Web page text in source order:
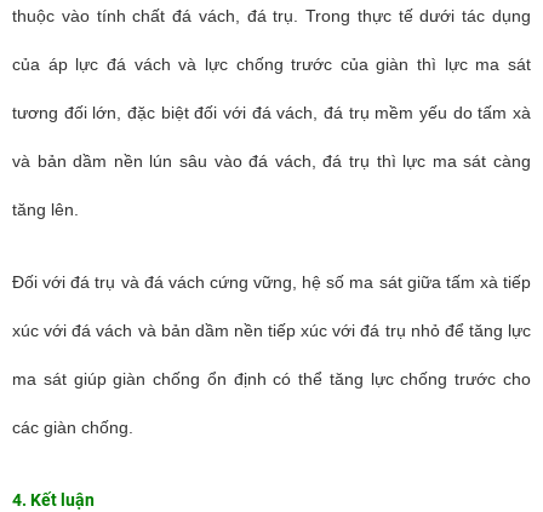
thuộc vào tính chất đá vách, đá trụ. Trong thực tế dưới tác dụng
của áp lực đá vách và lực chống trước của giàn thì lực ma sát
tương đối lớn, đặc biệt đối với đá vách, đá trụ mềm yếu do tấm xà
và bản dầm nền lún sâu vào đá vách, đá trụ thì lực ma sát càng
tăng lên.
Đối với đá trụ và đá vách cứng vững, hệ số ma sát giữa tấm xà tiếp
xúc với đá vách và bản dầm nền tiếp xúc với đá trụ nhỏ để tăng lực
ma sát giúp giàn chống ổn định có thể tăng lực chống trước cho
các giàn chống.
4. Kết luận